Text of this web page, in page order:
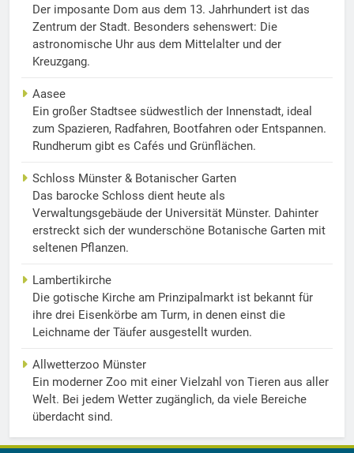
Der imposante Dom aus dem 13. Jahrhundert ist das
Zentrum der Stadt. Besonders sehenswert: Die
astronomische Uhr aus dem Mittelalter und der
Kreuzgang.
Aasee
Ein großer Stadtsee südwestlich der Innenstadt, ideal
zum Spazieren, Radfahren, Bootfahren oder Entspannen.
Rundherum gibt es Cafés und Grünflächen.
Schloss Münster & Botanischer Garten
Das barocke Schloss dient heute als
Verwaltungsgebäude der Universität Münster. Dahinter
erstreckt sich der wunderschöne Botanische Garten mit
seltenen Pflanzen.
Lambertikirche
Die gotische Kirche am Prinzipalmarkt ist bekannt für
ihre drei Eisenkörbe am Turm, in denen einst die
Leichname der Täufer ausgestellt wurden.
Allwetterzoo Münster
Ein moderner Zoo mit einer Vielzahl von Tieren aus aller
Welt. Bei jedem Wetter zugänglich, da viele Bereiche
überdacht sind.